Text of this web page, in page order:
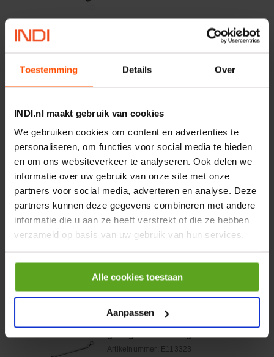
Toestemming Details Over
INDI.nl maakt gebruik van cookies
We gebruiken cookies om content en advertenties te
personaliseren, om functies voor social media te bieden
en om ons websiteverkeer te analyseren. Ook delen we
informatie over uw gebruik van onze site met onze
partners voor social media, adverteren en analyse. Deze
partners kunnen deze gegevens combineren met andere
informatie die u aan ze heeft verstrekt of die ze hebben
verzameld op basis van uw gebruik van hun services.
Alle cookies toestaan
Aanpassen
− MTR +
Pneumatisch ventiel VL/O-
3-1/8-B-EX
Artikelnummer:VLO318BEX
Merknaam: Festo
− ST +
Ringsleutel 10x11mm
Artikelnummer: E113323